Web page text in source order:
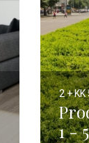
2 + KK
1 -